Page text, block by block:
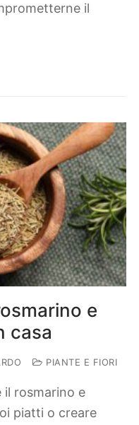
il
e
casa
PIANTE E FIORI
il rosmarino e
piatti o creare